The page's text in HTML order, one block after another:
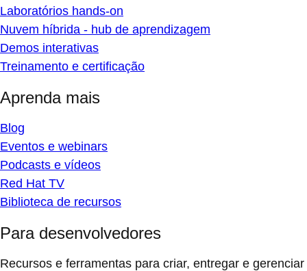
Laboratórios hands-on
Nuvem híbrida - hub de aprendizagem
Demos interativas
Treinamento e certificação
Aprenda mais
Blog
Eventos e webinars
Podcasts e vídeos
Red Hat TV
Biblioteca de recursos
Para desenvolvedores
Recursos e ferramentas para criar, entregar e gerenciar